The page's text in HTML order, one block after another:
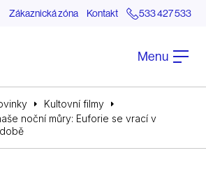
Zákaznická zóna Kontakt 533 427 533
Menu
Kultovní filmy
noční můry: Euforie se vrací v